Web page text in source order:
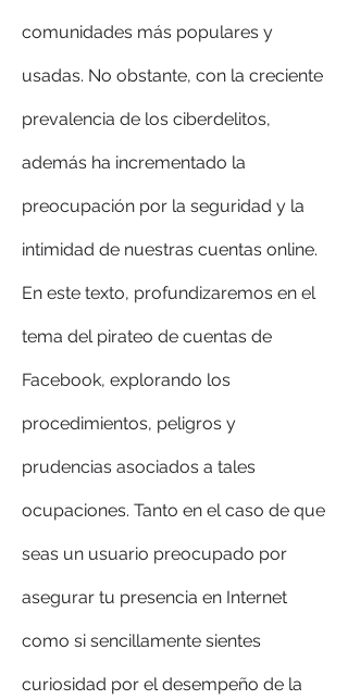
comunidades más populares y
usadas. No obstante, con la creciente
prevalencia de los ciberdelitos,
además ha incrementado la
preocupación por la seguridad y la
intimidad de nuestras cuentas online.
En este texto, profundizaremos en el
tema del pirateo de cuentas de
Facebook, explorando los
procedimientos, peligros y
prudencias asociados a tales
ocupaciones. Tanto en el caso de que
seas un usuario preocupado por
asegurar tu presencia en Internet
como si sencillamente sientes
curiosidad por el desempeño de la